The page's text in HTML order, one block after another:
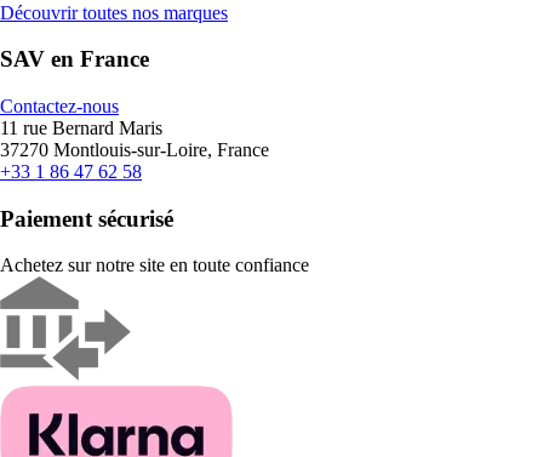
Découvrir toutes nos marques
SAV en France
Contactez-nous
11 rue Bernard Maris
37270 Montlouis-sur-Loire, France
+33 1 86 47 62 58
Paiement sécurisé
Achetez sur notre site en toute confiance